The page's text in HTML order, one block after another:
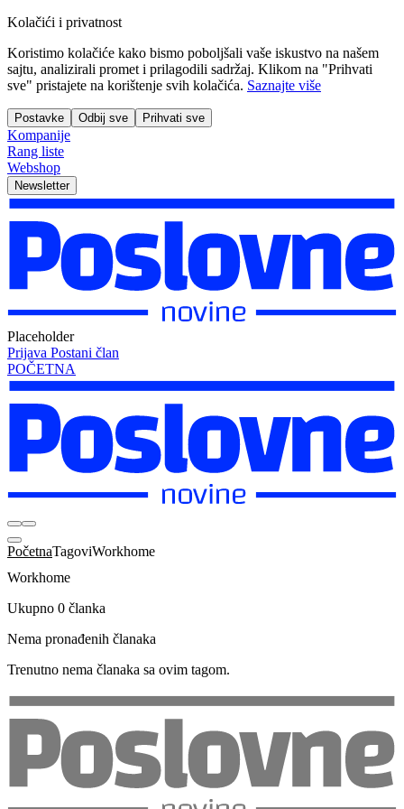
Kolačići i privatnost
Koristimo kolačiće kako bismo poboljšali vaše iskustvo na našem
sajtu, analizirali promet i prilagodili sadržaj. Klikom na "Prihvati
sve" pristajete na korištenje svih kolačića. Saznajte više
Postavke Odbij sve Prihvati sve
Kompanije
Rang liste
Webshop
Newsletter
Placeholder
Prijava Postani član
POČETNA
PočetnaTagoviWorkhome
Workhome
Ukupno 0 članka
Nema pronađenih članaka
Trenutno nema članaka sa ovim tagom.